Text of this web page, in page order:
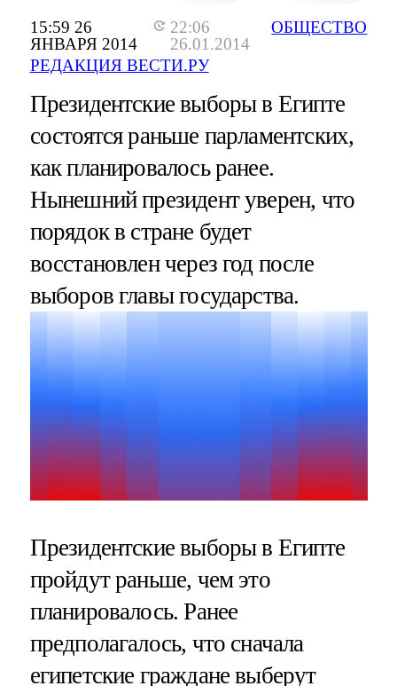
15:59 26
ЯНВАРЯ 2014
22:06
26.01.2014
РЕДАКЦИЯ ВЕСТИ.РУ
ОБЩЕСТВО
Президентские выборы в Египте
состоятся раньше парламентских,
как планировалось ранее.
Нынешний президент уверен, что
порядок в стране будет
восстановлен через год после
выборов главы государства.
Президентские выборы в Египте
пройдут раньше, чем это
планировалось. Ранее
предполагалось, что сначала
египетские граждане выберут